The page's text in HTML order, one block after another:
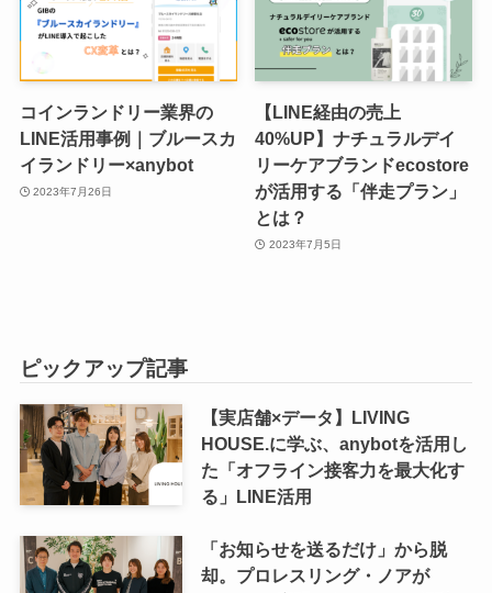
コインランドリー業界の
LINE活用事例｜ブルースカ
イランドリー×anybot
2023年7月26日
【LINE経由の売上
40%UP】ナチュラルデイ
リーケアブランドecostore
が活用する「伴走プラン」
とは？
2023年7月5日
ピックアップ記事
【実店舗×データ】LIVING
HOUSE.に学ぶ、anybotを活用し
た「オフライン接客力を最大化す
る」LINE活用
「お知らせを送るだけ」から脱
却。プロレスリング・ノアが